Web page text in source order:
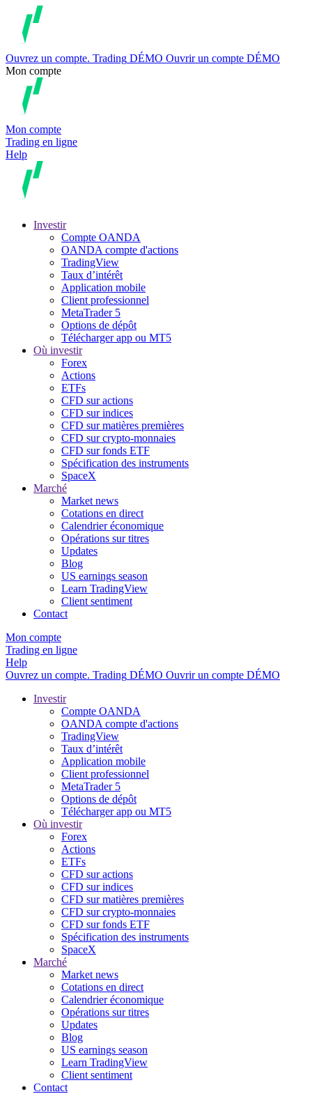
Ouvrez un compte. Trading DÉMO Ouvrir un compte DÉMO
Mon compte
Mon compte
Trading en ligne
Help
Investir
Compte OANDA
OANDA compte d'actions
TradingView
Taux d’intérêt
Application mobile
Client professionnel
MetaTrader 5
Options de dépôt
Télécharger app ou MT5
Où investir
Forex
Actions
ETFs
CFD sur actions
CFD sur indices
CFD sur matières premières
CFD sur crypto-monnaies
CFD sur fonds ETF
Spécification des instruments
SpaceX
Marché
Market news
Cotations en direct
Calendrier économique
Opérations sur titres
Updates
Blog
US earnings season
Learn TradingView
Client sentiment
Contact
Mon compte
Trading en ligne
Help
Ouvrez un compte. Trading DÉMO Ouvrir un compte DÉMO
Investir
Compte OANDA
OANDA compte d'actions
TradingView
Taux d’intérêt
Application mobile
Client professionnel
MetaTrader 5
Options de dépôt
Télécharger app ou MT5
Où investir
Forex
Actions
ETFs
CFD sur actions
CFD sur indices
CFD sur matières premières
CFD sur crypto-monnaies
CFD sur fonds ETF
Spécification des instruments
SpaceX
Marché
Market news
Cotations en direct
Calendrier économique
Opérations sur titres
Updates
Blog
US earnings season
Learn TradingView
Client sentiment
Contact